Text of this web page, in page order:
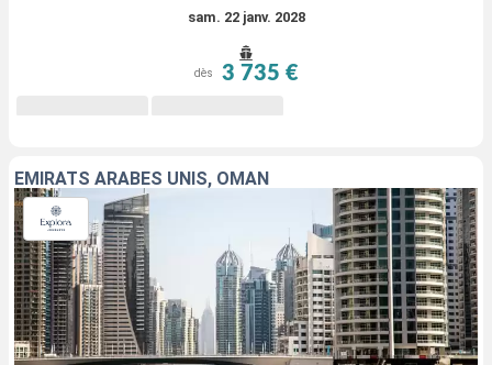
sam. 22 janv. 2028
dès 3 735 €
EMIRATS ARABES UNIS, OMAN